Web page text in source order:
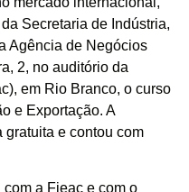
Secretaria de Indústria,
Agência de Negócios
2, no auditório da
em Rio Branco, o curso
e Exportação. A
e contou com
a Fieac e com o